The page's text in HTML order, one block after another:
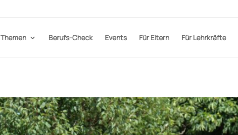
Themen Berufs-Check Events Für Eltern Für Lehrkräfte